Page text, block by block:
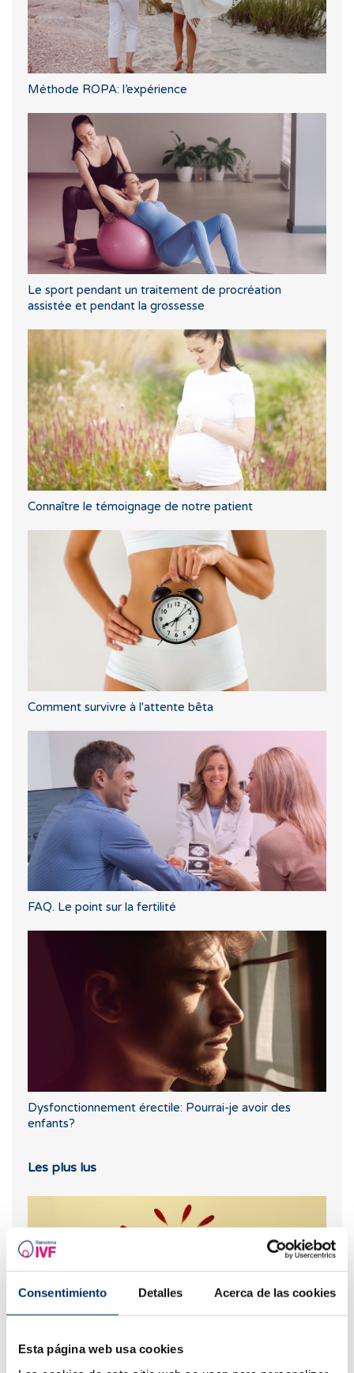
Consentimiento Detalles Acerca de las cookies
Esta página web usa cookies
Méthode ROPA: l’expérience
Le sport pendant un traitement de procréation
assistée et pendant la grossesse
Connaître le témoignage de notre patient
Comment survivre à l'attente bêta
FAQ. Le point sur la fertilité
Dysfonctionnement érectile: Pourrai-je avoir des
enfants?
Les plus lus